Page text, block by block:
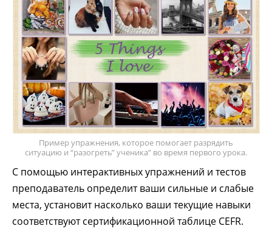
Пример упражнения, которое помогает разрядить
ситуацию и “разогреть” ученика” во время первого урока.
С помощью интерактивных упражнений и тестов
преподаватель определит ваши сильные и слабые
места, установит насколько ваши текущие навыки
соответствуют сертификационной таблице CEFR.